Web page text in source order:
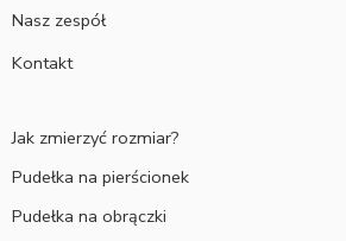
Nasz zespół
Kontakt
Jak zmierzyć rozmiar?
Pudełka na pierścionek
Pudełka na obrączki